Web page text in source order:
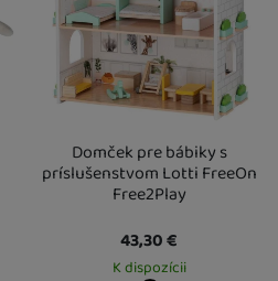
Domček pre bábiky s
príslušenstvom Lotti FreeOn
Free2Play
43,30€
K dispozícii